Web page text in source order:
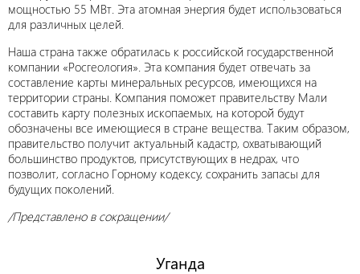
мощностью 55 МВт. Эта атомная энергия будет использоваться
для различных целей.
Наша страна также обратилась к российской государственной
компании «Росгеология». Эта компания будет отвечать за
составление карты минеральных ресурсов, имеющихся на
территории страны. Компания поможет правительству Мали
составить карту полезных ископаемых, на которой будут
обозначены все имеющиеся в стране вещества. Таким образом,
правительство получит актуальный кадастр, охватывающий
большинство продуктов, присутствующих в недрах, что
позволит, согласно Горному кодексу, сохранить запасы для
будущих поколений.
/Представлено в сокращении/
Уганда